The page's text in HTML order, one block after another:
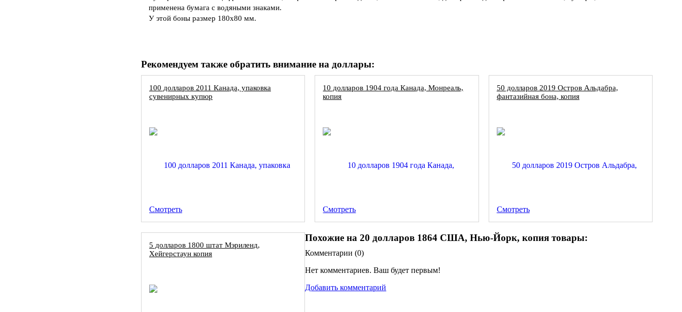
применена бумага с водяными знаками.
У этой боны размер 180х80 мм.
Рекомендуем также обратить внимание на доллары:
100 долларов 2011 Канада, упаковка
сувенирных купюр
Смотреть
10 долларов 1904 года Канада, Монреаль,
копия
Смотреть
50 долларов 2019 Остров Альдабра,
фантазийная бона, копия
Смотреть
5 долларов 1800 штат Мэриленд,
Хейгерстаун копия
Похожие на 20 долларов 1864 США, Нью-Йорк, копия товары:
Комментарии (0)
Нет комментариев. Ваш будет первым!
Добавить комментарий